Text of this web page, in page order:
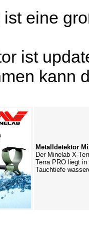
ist eine
ist
kann
Metalldetektor
Der Minelab X-
Terra PRO liegt
Tauchtiefe